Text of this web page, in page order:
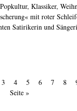
Klassiker,
mit roter
Satirikerin und
3 4 5 6 7 8
Seite »